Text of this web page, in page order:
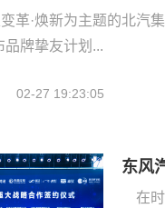
革·焕新为主题的北汽
品牌挚友计划...
02-27 19:23:05
东风
在